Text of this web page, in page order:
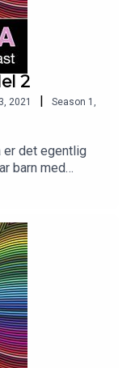
2
2021 Season 1 ,
er det egentlig
barn med
å komme
hjerneskade?